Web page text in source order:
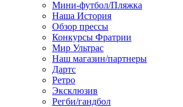
Мини-футбол/Пляжка
Наша История
Обзор прессы
Конкурсы Фратрии
Мир Ультрас
Наш магазин/партнеры
Дартс
Ретро
Эксклюзив
Регби/гандбол